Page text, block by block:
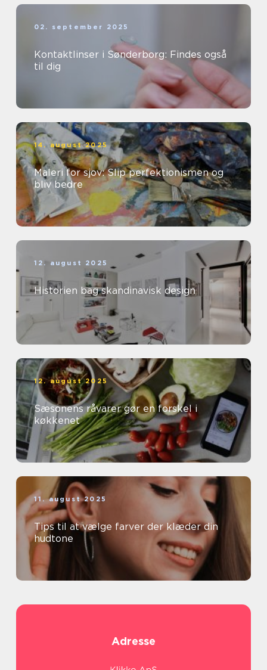
02. september 2025
Kontaktlinser i Sønderborg: Findes også
til dig
14. august 2025
Maleri for sjov: Slip perfektionismen og
bliv bedre
12. august 2025
Historien bag skandinavisk design
12. august 2025
Sæsonens råvarer gør en forskel i
køkkenet
11. august 2025
Tips til at vælge farver der klæder din
hudtone
Adresse